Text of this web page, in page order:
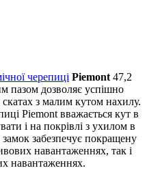
черепиці Piemont 47,2
пазом дозволяє успішно
скатах з малим кутом нахилу.
Piemont вважається кут в
і на покрівлі з ухилом в
забезпечує покращену
навантаженнях, так і
навантаженнях.